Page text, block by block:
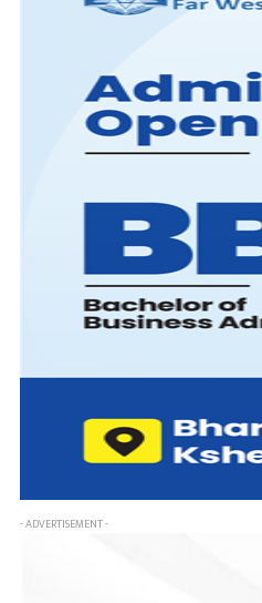
- ADVERTISEMENT -